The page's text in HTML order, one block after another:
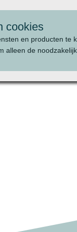
cookies
en producten te
de